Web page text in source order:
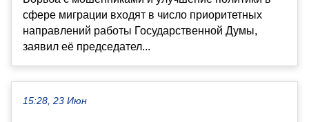
сфере миграции входят в число приоритетных
направлений работы Государственной Думы,
заявил её председател...
15:28, 23 Июн